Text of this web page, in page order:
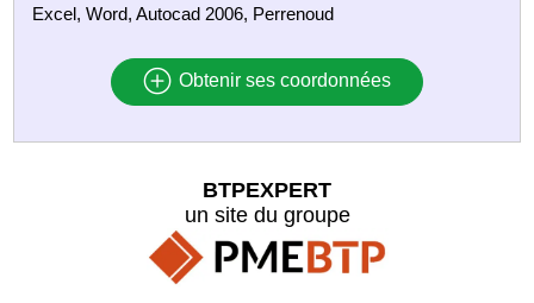
Excel, Word, Autocad 2006, Perrenoud
Obtenir ses coordonnées
BTPEXPERT
un site du groupe